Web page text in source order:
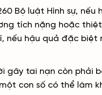
Bộ luật Hình sự, nếu
tích nặng hoặc
nếu hậu quả đặc biệt
gây tai nạn còn phải
con số có thể làm